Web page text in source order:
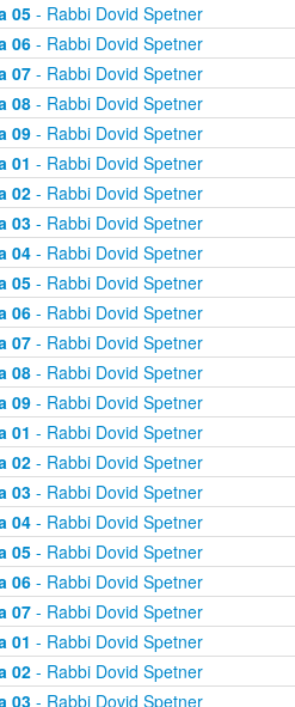
05- Rabbi Dovid Spetner
06- Rabbi Dovid Spetner
07- Rabbi Dovid Spetner
08- Rabbi Dovid Spetner
09- Rabbi Dovid Spetner
01 - Rabbi Dovid Spetner
02- Rabbi Dovid Spetner
03- Rabbi Dovid Spetner
04- Rabbi Dovid Spetner
05- Rabbi Dovid Spetner
06- Rabbi Dovid Spetner
07- Rabbi Dovid Spetner
08- Rabbi Dovid Spetner
09- Rabbi Dovid Spetner
01 - Rabbi Dovid Spetner
02- Rabbi Dovid Spetner
03- Rabbi Dovid Spetner
04- Rabbi Dovid Spetner
05- Rabbi Dovid Spetner
06- Rabbi Dovid Spetner
07- Rabbi Dovid Spetner
01 - Rabbi Dovid Spetner
02- Rabbi Dovid Spetner
03- Rabbi Dovid Spetner